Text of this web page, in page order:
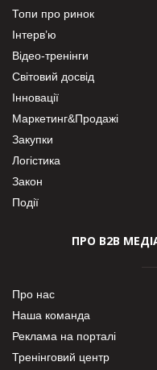
Топи про ринок
Інтерв’ю
Відео-тренінги
Світовий досвід
Інновації
Маркетинг&Продажі
Закупки
Логістика
Закон
Події
ПРО В2В
Про нас
Наша команда
Реклама на порталі
Тренінговий центр